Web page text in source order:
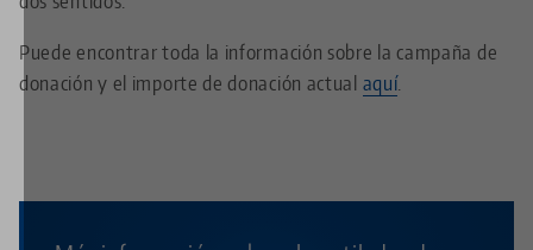
Puede encontrar toda la información sobre la campaña de
donación y el importe de donación actual aquí.